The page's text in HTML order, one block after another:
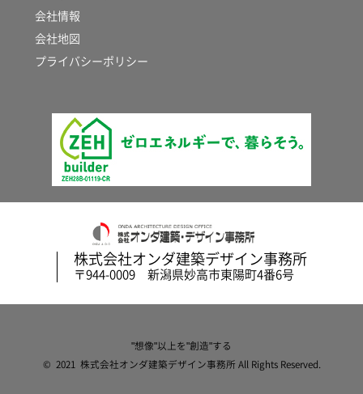
会社情報
会社地図
プライバシーポリシー
株式会社オンダ建築デザイン事務所
〒944-0009 新潟県妙高市東陽町4番6号
"想像"以上を"創造"する
© 2021 株式会社オンダ建築デザイン事務所 All Rights Reserved.